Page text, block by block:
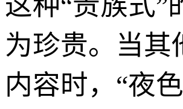
为珍贵。当其
内容时，“夜